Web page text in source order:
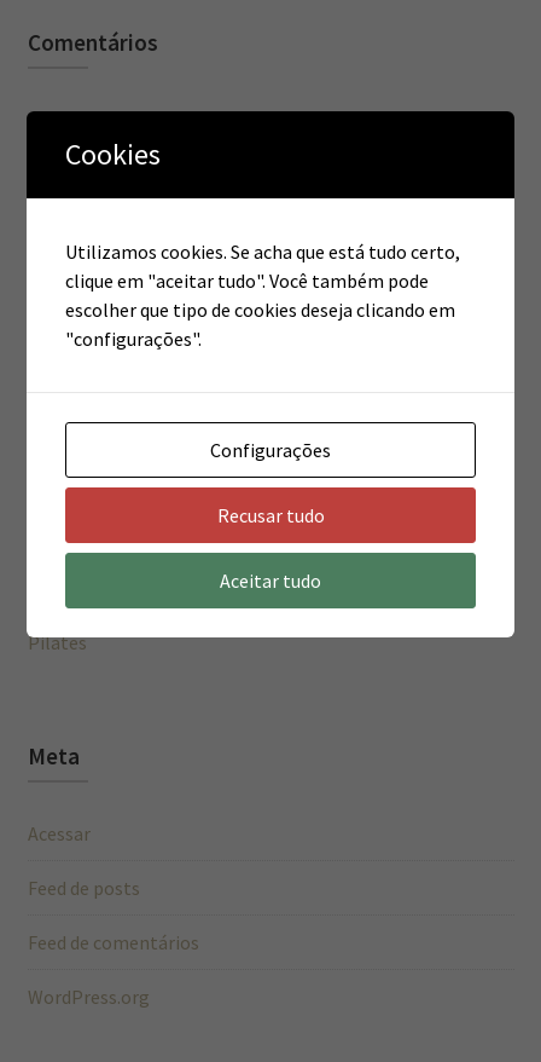
Comentários
Arquivos
setembro 2016
Categorias
Estética
Pilates
Meta
Acessar
Feed de posts
Feed de comentários
WordPress.org
Cookies
Utilizamos cookies. Se acha que está tudo certo,
clique em "aceitar tudo". Você também pode
escolher que tipo de cookies deseja clicando em
"configurações".
Configurações
Recusar tudo
Aceitar tudo